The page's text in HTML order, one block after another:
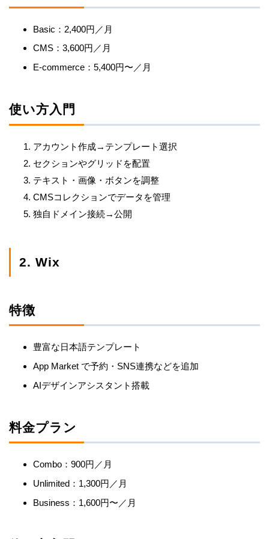
Basic：2,400円／月
CMS：3,600円／月
E-commerce：5,400円〜／月
使い方入門
アカウント作成→テンプレート選択
セクションやグリッドを配置
テキスト・画像・ボタンを調整
CMSコレクションでデータを管理
独自ドメイン接続→公開
2. Wix
特徴
豊富な日本語テンプレート
App Market で予約・SNS連携などを追加
AIデザインアシスタント搭載
料金プラン
Combo：900円／月
Unlimited：1,300円／月
Business：1,600円〜／月